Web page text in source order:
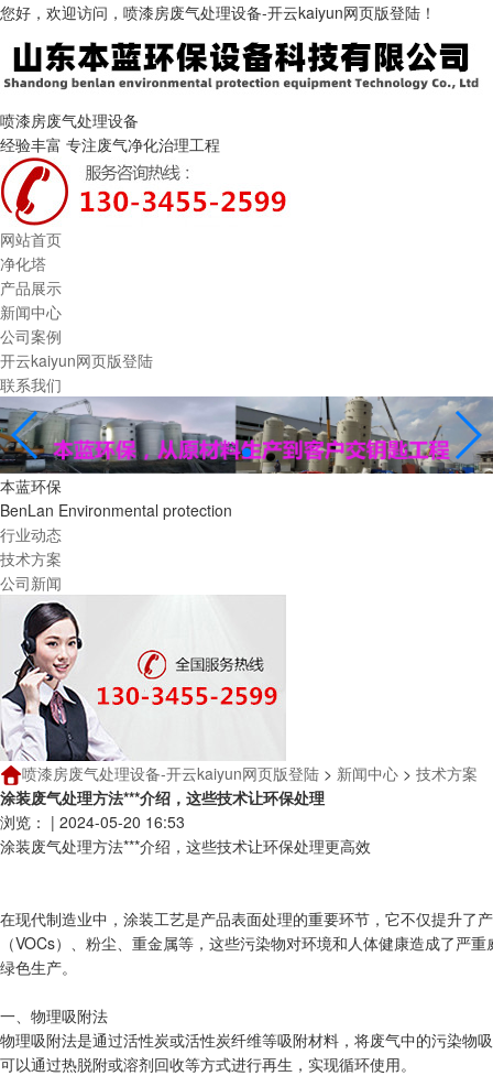
您好，欢迎访问，喷漆房废气处理设备-开云kaiyun网页版登陆！
喷漆房废气处理设备
经验丰富 专注废气净化治理工程
网站首页
净化塔
产品展示
新闻中心
公司案例
开云kaiyun网页版登陆
联系我们
本蓝环保
BenLan Environmental protection
行业动态
技术方案
公司新闻
喷漆房废气处理设备-开云kaiyun网页版登陆 > 新闻中心 > 技术方案
涂装废气处理方法***介绍，这些技术让环保处理
浏览： | 2024-05-20 16:53
涂装废气处理方法***介绍，这些技术让环保处理更高效
在现代制造业中，涂装工艺是产品表面处理的重要环节，它不仅提升了
（VOCs）、粉尘、重金属等，这些污染物对环境和人体健康造成了严
绿色生产。
一、物理吸附法
物理吸附法是通过活性炭或活性炭纤维等吸附材料，将废气中的污染物
可以通过热脱附或溶剂回收等方式进行再生，实现循环使用。